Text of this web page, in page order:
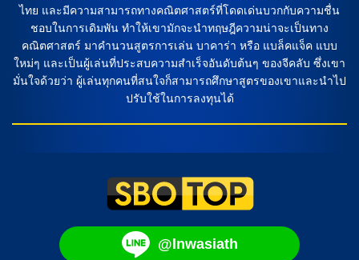
ไทย และมีความสามารถทางคณิตศาสตร์ที่โดดเด่นบวกกับความชื่น
ชอบในการเดิมพัน ทำให้เขามักจะนำทฤษฎีความน่าจะเป็นทาง
คณิตศาสตร์ มาคำนวนสูตรการเล่น บาคาร่า หรือ แบล็คแจ็ค แบบ
ใหม่ๆ และเป็นผู้เล่นที่ประสบความสำเร็จอันดับต้นๆ ของจีคลับ ซึ่งเขา
มั่นใจด้วยว่า ผู้เล่นทุกคนที่สนใจก็สามารถศึกษาสูตรของเขาและนำไป
ปรับใช้ในการลงทุนได้
@lnwasiath